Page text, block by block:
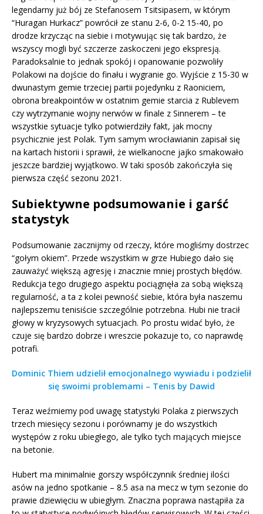
legendarny już bój ze Stefanosem Tsitsipasem, w którym
“Huragan Hurkacz” powrócił ze stanu 2-6, 0-2 15-40, po
drodze krzycząc na siebie i motywując się tak bardzo, że
wszyscy mogli być szczerze zaskoczeni jego ekspresją.
Paradoksalnie to jednak spokój i opanowanie pozwoliły
Polakowi na dojście do finału i wygranie go. Wyjście z 15-30 w
dwunastym gemie trzeciej partii pojedynku z Raoniciem,
obrona breakpointów w ostatnim gemie starcia z Rublevem
czy wytrzymanie wojny nerwów w finale z Sinnerem – te
wszystkie sytuacje tylko potwierdziły fakt, jak mocny
psychicznie jest Polak. Tym samym wrocławianin zapisał się
na kartach historii i sprawił, że wielkanocne jajko smakowało
jeszcze bardziej wyjątkowo. W taki sposób zakończyła się
pierwsza część sezonu 2021.
Subiektywne podsumowanie i garść
statystyk
Podsumowanie zacznijmy od rzeczy, które mogliśmy dostrzec
“gołym okiem”. Przede wszystkim w grze Hubiego dało się
zauważyć większą agresję i znacznie mniej prostych błędów.
Redukcja tego drugiego aspektu pociągnęła za sobą większą
regularność, a ta z kolei pewność siebie, która była naszemu
najlepszemu tenisiście szczególnie potrzebna. Hubi nie tracił
głowy w kryzysowych sytuacjach. Po prostu widać było, że
czuje się bardzo dobrze i wreszcie pokazuje to, co naprawdę
potrafi.
Dominic Thiem udzielił emocjonalnego wywiadu i podzielił
się swoimi problemami – Tenis by Dawid
Teraz weźmiemy pod uwagę statystyki Polaka z pierwszych
trzech miesięcy sezonu i porównamy je do wszystkich
występów z roku ubiegłego, ale tylko tych mających miejsce
na betonie.
Hubert ma minimalnie gorszy współczynnik średniej ilości
asów na jedno spotkanie – 8.5 asa na mecz w tym sezonie do
prawie dziewięciu w ubiegłym. Znaczna poprawa nastąpiła za